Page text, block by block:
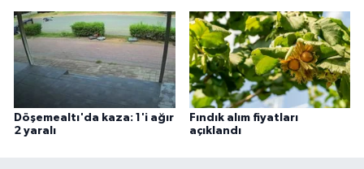
Döşemealtı'da kaza: 1'i ağır
2 yaralı
Fındık alım fiyatları
açıklandı